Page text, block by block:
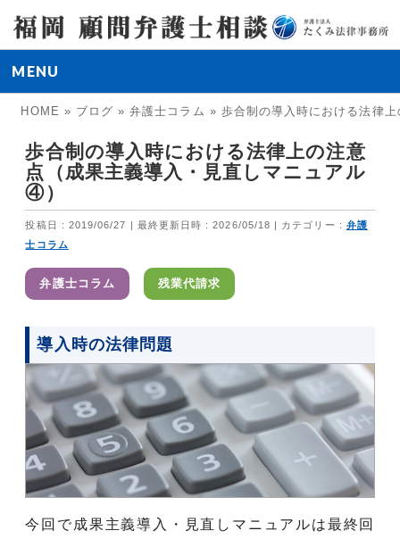
MENU
HOME » ブログ » 弁護士コラム » 歩合制の導入時における法律
歩合制の導入時における法律上の注意
点（成果主義導入・見直しマニュアル
④）
投稿日 : 2019/06/27 最終更新日時 : 2026/05/18 カテゴリー : 弁護
士コラム
弁護士コラム 残業代請求
導入時の法律問題
今回で成果主義導入・見直しマニュアルは最終回